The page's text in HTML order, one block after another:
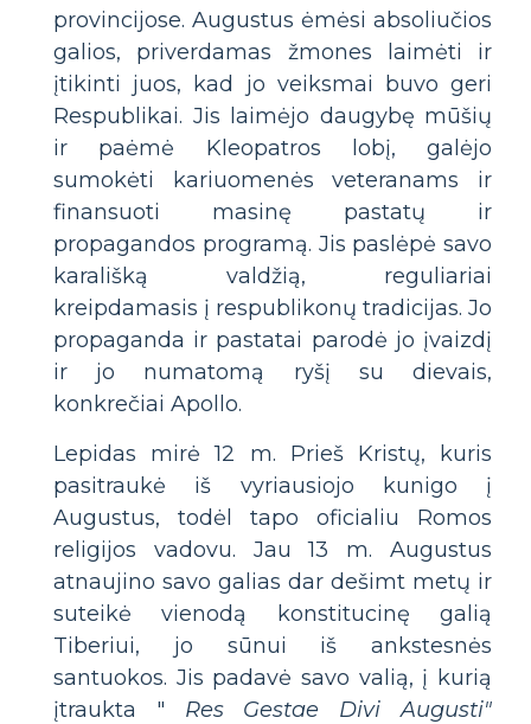
provincijose. Augustus ėmėsi absoliučios
galios, priverdamas žmones laimėti ir
įtikinti juos, kad jo veiksmai buvo geri
Respublikai. Jis laimėjo daugybę mūšių
ir paėmė Kleopatros lobį, galėjo
sumokėti kariuomenės veteranams ir
finansuoti masinę pastatų ir
propagandos programą. Jis paslėpė savo
karališką valdžią, reguliariai
kreipdamasis į respublikonų tradicijas. Jo
propaganda ir pastatai parodė jo įvaizdį
ir jo numatomą ryšį su dievais,
konkrečiai Apollo.
Lepidas mirė 12 m. Prieš Kristų, kuris
pasitraukė iš vyriausiojo kunigo į
Augustus, todėl tapo oficialiu Romos
religijos vadovu. Jau 13 m. Augustus
atnaujino savo galias dar dešimt metų ir
suteikė vienodą konstitucinę galią
Tiberiui, jo sūnui iš ankstesnės
santuokos. Jis padavė savo valią, į kurią
įtraukta " Res Gestae Divi Augusti"